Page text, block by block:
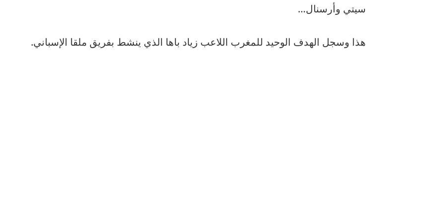
سيتي وأرسنال…
هذا وسجل الهدف الوحيد للمغرب اللاعب زياد باها الذي ينشط بفريق ملقا الإسباني.